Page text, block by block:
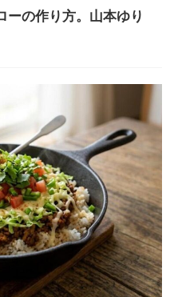
ーの作り方。山本ゆり